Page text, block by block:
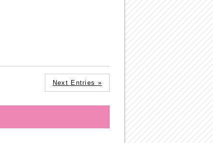
Next Entries »